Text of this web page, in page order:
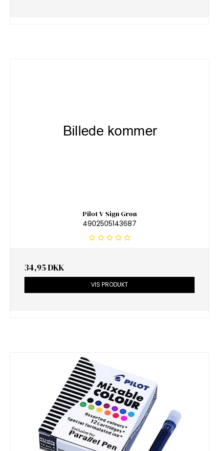
Pilot V Sign Grøn
4902505143687
34,95 DKK
VIS PRODUKT